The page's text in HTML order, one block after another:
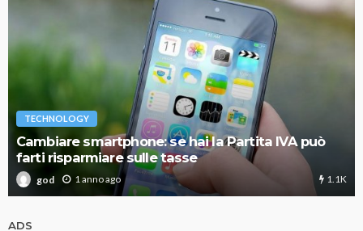
TECHNOLOGY
Cambiare smartphone: se hai la Partita IVA può
farti risparmiare sulle tasse
god 1 anno ago 1.1K
ADS